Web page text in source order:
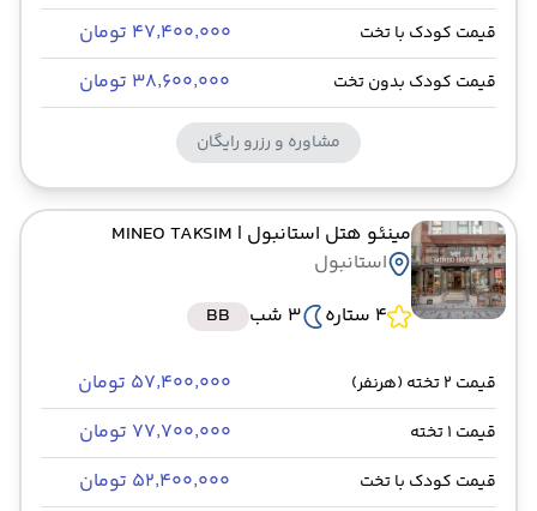
قیمت کودک با تخت ۴۷٬۴۰۰٬۰۰۰ تومان
قیمت کودک بدون تخت ۳۸٬۶۰۰٬۰۰۰ تومان
مشاوره و رزرو رایگان
مینئو هتل استانبول | MINEO TAKSIM
استانبول
4 ستاره
3 شب BB
قیمت 2 تخته (هرنفر) ۵۷٬۴۰۰٬۰۰۰ تومان
قیمت 1 تخته ۷۷٬۷۰۰٬۰۰۰ تومان
قیمت کودک با تخت ۵۲٬۴۰۰٬۰۰۰ تومان